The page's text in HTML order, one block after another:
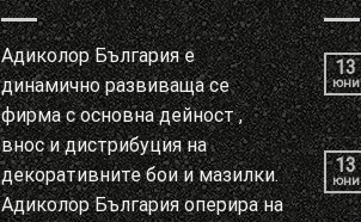
Адиколор България е
динамично развиваща се
фирма с основна дейност ,
внос и дистрибуция на
декоративните бои и мазилки.
Адиколор България оперира на
13
юни
13
юни